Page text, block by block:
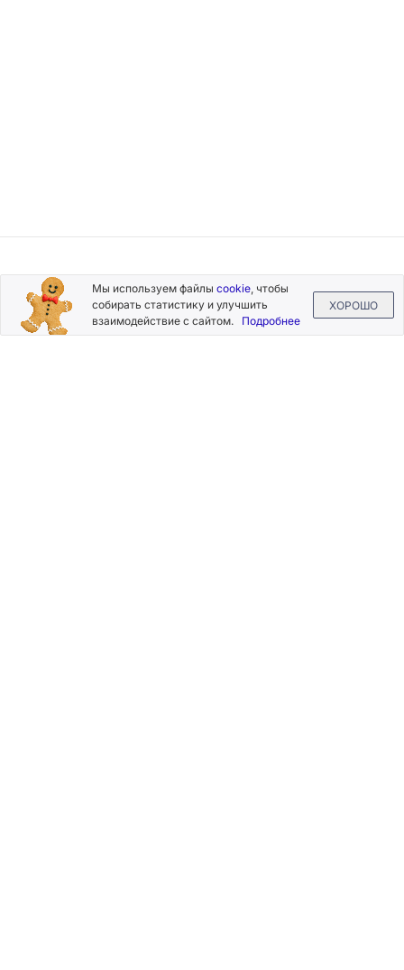
Подписывайтесь
на новости и акции
Мы используем файлы cookie, чтобы
собирать статистику и улучшить
взаимодействие с сайтом. Подробнее
ХОРОШО